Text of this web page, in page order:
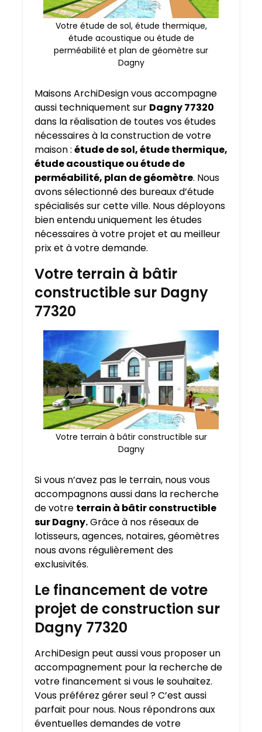
Votre étude de sol, étude thermique,
étude acoustique ou étude de
perméabilité et plan de géomètre sur
Dagny
Maisons ArchiDesign vous accompagne
aussi techniquement sur Dagny 77320
dans la réalisation de toutes vos études
nécessaires à la construction de votre
maison : étude de sol, étude thermique,
étude acoustique ou étude de
perméabilité, plan de géomètre. Nous
avons sélectionné des bureaux d’étude
spécialisés sur cette ville. Nous déployons
bien entendu uniquement les études
nécessaires à votre projet et au meilleur
prix et à votre demande.
Votre terrain à bâtir
constructible sur Dagny
77320
Votre terrain à bâtir constructible sur
Dagny
Si vous n’avez pas le terrain, nous vous
accompagnons aussi dans la recherche
de votre terrain à bâtir constructible
sur Dagny.Grâce à nos réseaux de
lotisseurs, agences, notaires, géomètres
nous avons régulièrement des
exclusivités.
Le financement de votre
projet de construction sur
Dagny 77320
ArchiDesign peut aussi vous proposer un
accompagnement pour la recherche de
votre financement si vous le souhaitez.
Vous préférez gérer seul ? C’est aussi
parfait pour nous. Nous répondrons aux
éventuelles demandes de votre